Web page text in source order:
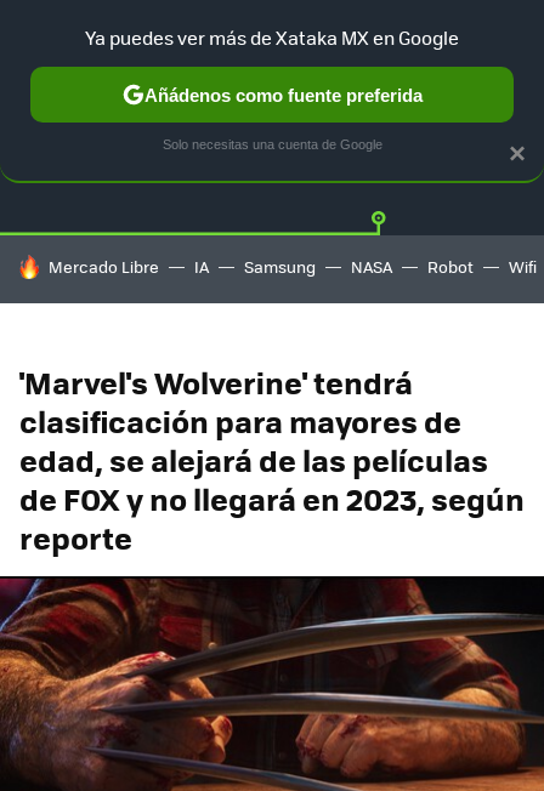
Twitter
HOY SE HABLA DE
Mercado Libre IA Samsung NASA Robot Wifi
'Marvel's Wolverine' tendrá
clasificación para mayores de
edad, se alejará de las películas
de FOX y no llegará en 2023, según
reporte
×
Ya puedes ver más de Xataka MX en Google
Añádenos como fuente preferida
Solo necesitas una cuenta de Google